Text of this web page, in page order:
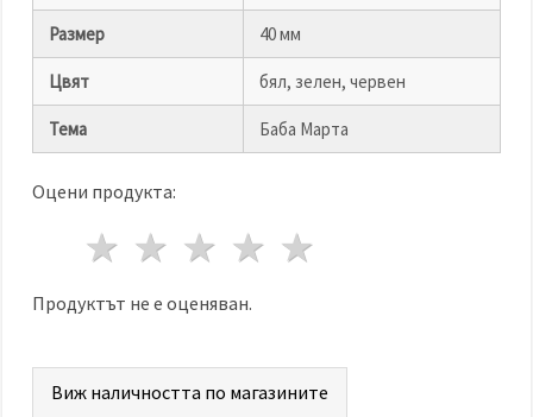
всички
на
Размер 40 мм
Цвят бял, зелен, червен
Тема Баба Марта
Оцени продукта:
4 звезди
3 звезди
2 звезди
1 звезда
Продуктът не е оценяван.
Виж наличността по магазините